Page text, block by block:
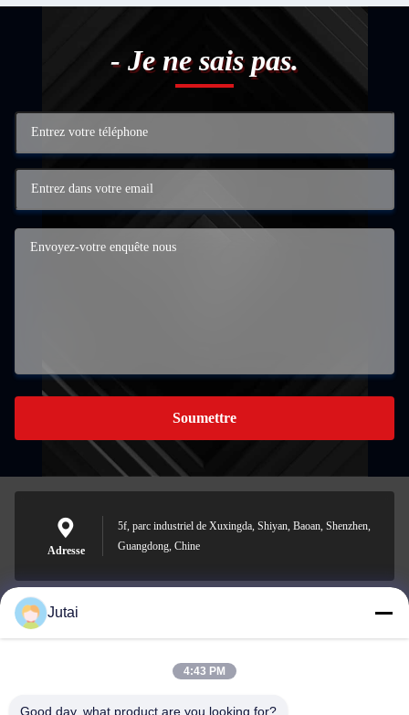
- Je ne sais pas.
Soumettre
Adresse
5f, parc industriel de Xuxingda, Shiyan, Baoan, Shenzhen,
Guangdong, Chine
jutaisales18@gmail.com
Jutai
4:43 PM
Good day, what product are you looking for?